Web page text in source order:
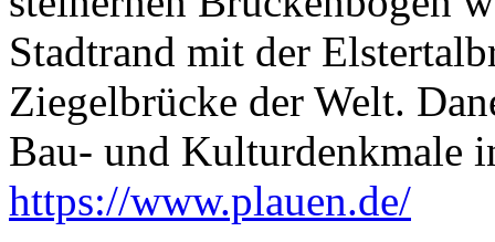
Stadtrand mit der
Ziegelbrücke der Welt.
Bau- und Kulturdenkmale
https://www.plauen.de/